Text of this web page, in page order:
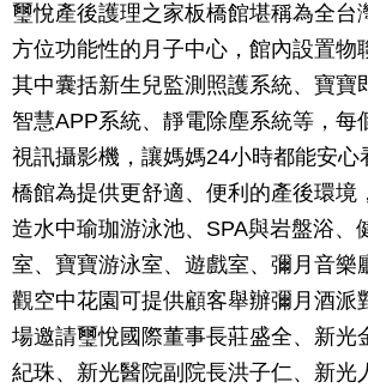
璽悅產後護理之家板橋館堪稱為全台
方位功能性的月子中心，館內設置物
其中囊括新生兒監測照護系統、寶寶
智慧APP系統、靜電除塵系統等，每
視訊攝影機，讓媽媽24小時都能安心
橋館為提供更舒適、便利的產後環境
造水中瑜珈游泳池、SPA與岩盤浴、
室、寶寶游泳室、遊戲室、彌月音樂
觀空中花園可提供顧客舉辦彌月酒派
場邀請璽悅國際董事長莊盛全、新光
紀珠、新光醫院副院長洪子仁、新光